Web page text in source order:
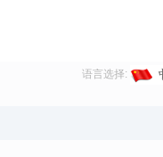
语言选择: